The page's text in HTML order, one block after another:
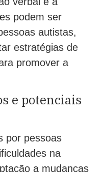
podem ser
autistas,
estratégias de
promover a
e potenciais
por pessoas
na
a mudanças